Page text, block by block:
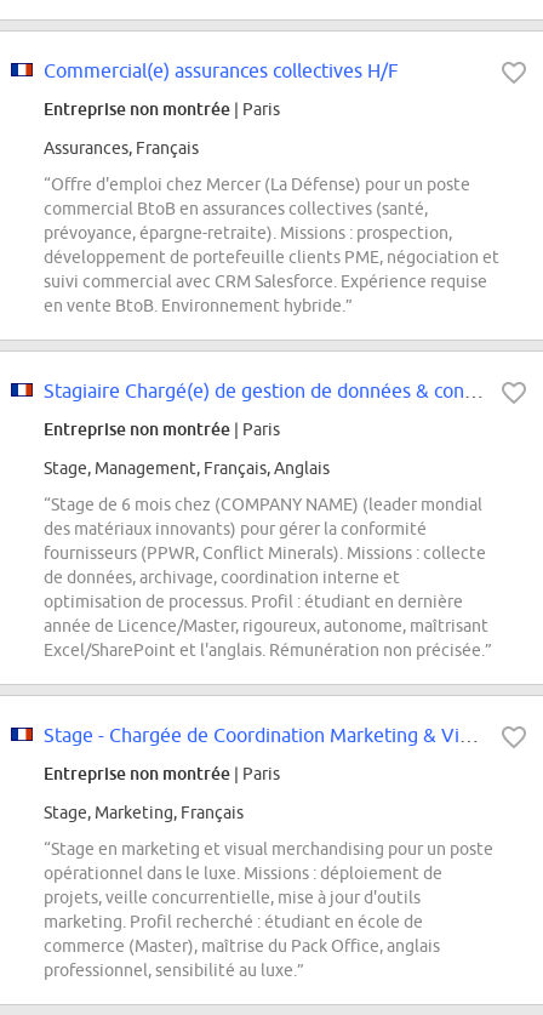
Commercial(e) assurances collectives H/F
Entreprise non montrée | Paris
Assurances, Français
“Offre d'emploi chez Mercer (La Défense) pour un poste
commercial BtoB en assurances collectives (santé,
prévoyance, épargne-retraite). Missions : prospection,
développement de portefeuille clients PME, négociation et
suivi commercial avec CRM Salesforce. Expérience requise
en vente BtoB. Environnement hybride.”
Entreprise non montrée | Paris
Stage, Management, Français, Anglais
“Stage de 6 mois chez (COMPANY NAME) (leader mondial
des matériaux innovants) pour gérer la conformité
fournisseurs (PPWR, Conflict Minerals). Missions : collecte
de données, archivage, coordination interne et
optimisation de processus. Profil : étudiant en dernière
année de Licence/Master, rigoureux, autonome, maîtrisant
Excel/SharePoint et l'anglais. Rémunération non précisée.”
Entreprise non montrée | Paris
Stage, Marketing, Français
“Stage en marketing et visual merchandising pour un poste
opérationnel dans le luxe. Missions : déploiement de
projets, veille concurrentielle, mise à jour d'outils
marketing. Profil recherché : étudiant en école de
commerce (Master), maîtrise du Pack Office, anglais
professionnel, sensibilité au luxe.”